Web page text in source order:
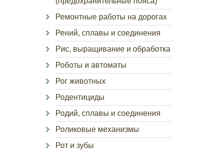
Ремонтные работы на дорогах
Рений, сплавы и соединения
Рис, выращивание и обработка
Роботы и автоматы
Рог животных
Родентициды
Родий, сплавы и соединения
Роликовые механизмы
Рот и зубы